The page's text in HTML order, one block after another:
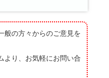
般の方々からのご意見を
より、お気軽にお問い合